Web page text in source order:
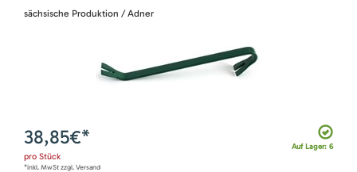
sächsische Produktion / Adner
Auf Lager: 6
38,85€*
pro Stück
*inkl. MwSt zzgl. Versand